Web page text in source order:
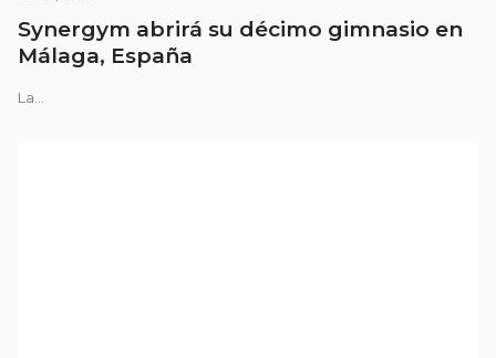
Synergym abrirá su décimo gimnasio en
Málaga, España
La...